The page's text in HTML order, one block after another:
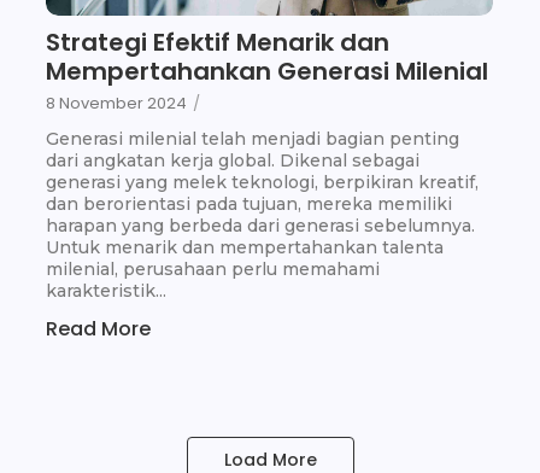
Strategi Efektif Menarik dan
Mempertahankan Generasi Milenial
8 November 2024 /
Generasi milenial telah menjadi bagian penting
dari angkatan kerja global. Dikenal sebagai
generasi yang melek teknologi, berpikiran kreatif,
dan berorientasi pada tujuan, mereka memiliki
harapan yang berbeda dari generasi sebelumnya.
Untuk menarik dan mempertahankan talenta
milenial, perusahaan perlu memahami
karakteristik...
Read More
Load More